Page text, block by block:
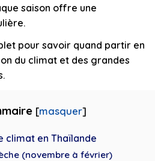
saison offre une
pour savoir quand partir en
du climat et des grandes
[masquer]
climat en Thaïlande
(novembre à février)